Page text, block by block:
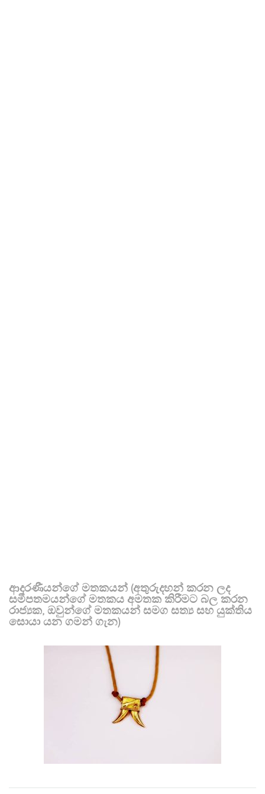
ආදරණීයන්ගේ මතකයන් (අතුරුදහන් කරන ලද
සමීපතමයන්ගේ මතකය අමතක කිරීමට බල කරන
රාජ්‍යක, ඔවුන්ගේ මතකයන් සමග සත්‍ය සහ යුක්තිය
සොයා යන ගමන් ගැන)